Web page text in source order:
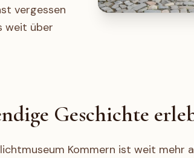
vergessen
weit über
Geschichte
Kommern ist weit mehr